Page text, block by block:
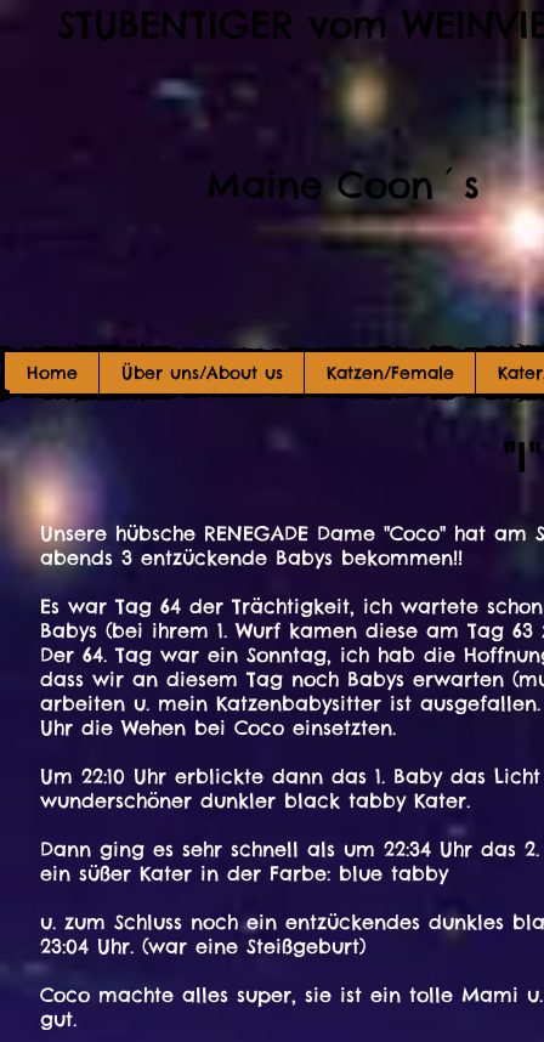
STUBENTIGER vom
Maine Coon´s
Home Über uns/About us Katzen/Female
Unsere hübsche RENEGADE Dame "Coco" hat am
abends 3 entzückende Babys bekommen!!
Es war Tag 64 der Trächtigkeit, ich wartete
Babys (bei ihrem 1. Wurf kamen diese am Tag 63
Der 64. Tag war ein Sonntag, ich hab die
dass wir an diesem Tag noch Babys erwarten
arbeiten u. mein Katzenbabysitter ist ausgefallen.
Uhr die Wehen bei Coco einsetzten.
Um 22:10 Uhr erblickte dann das 1. Baby das
wunderschöner dunkler black tabby Kater.
Dann ging es sehr schnell als um 22:34 Uhr das
ein süßer Kater in der Farbe: blue tabby
u. zum Schluss noch ein entzückendes dunkles
23:04 Uhr. (war eine Steißgeburt)
Coco machte alles super, sie ist ein tolle Mami
gut.